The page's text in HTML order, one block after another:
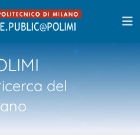
del